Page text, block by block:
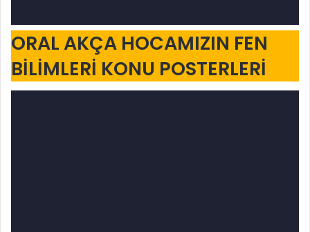
ORAL AKÇA HOCAMIZIN FEN
BİLİMLERİ KONU POSTERLERİ